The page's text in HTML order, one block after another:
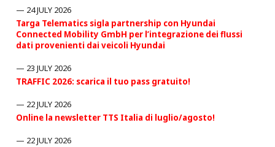
24 JULY 2026
Targa Telematics sigla partnership con Hyundai
Connected Mobility GmbH per l’integrazione dei flussi
dati provenienti dai veicoli Hyundai
23 JULY 2026
TRAFFIC 2026: scarica il tuo pass gratuito!
22 JULY 2026
Online la newsletter TTS Italia di luglio/agosto!
22 JULY 2026